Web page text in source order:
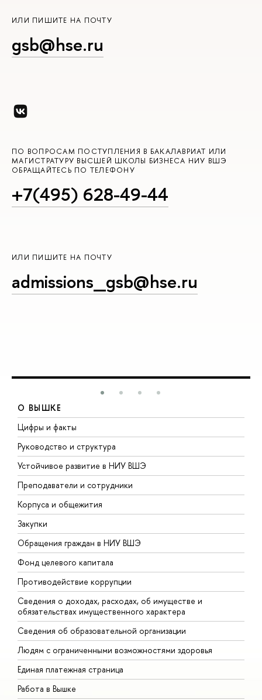
ИЛИ ПИШИТЕ НА ПОЧТУ
gsb@hse.ru
ПО ВОПРОСАМ ПОСТУПЛЕНИЯ В БАКАЛАВРИАТ ИЛИ
МАГИСТРАТУРУ ВЫСШЕЙ ШКОЛЫ БИЗНЕСА НИУ ВШЭ
ОБРАЩАЙТЕСЬ ПО ТЕЛЕФОНУ
+7(495) 628-49-44
ИЛИ ПИШИТЕ НА ПОЧТУ
admissions_gsb@hse.ru
О ВЫШКЕ
Цифры и факты
Руководство и структура
Устойчивое развитие в НИУ ВШЭ
Преподаватели и сотрудники
Корпуса и общежития
Закупки
Обращения граждан в НИУ ВШЭ
Фонд целевого капитала
Противодействие коррупции
Сведения о доходах, расходах, об имуществе и
обязательствах имущественного характера
Сведения об образовательной организации
Людям с ограниченными возможностями здоровья
Единая платежная страница
Работа в Вышке